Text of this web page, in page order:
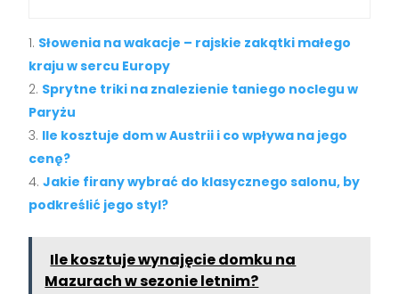
Słowenia na wakacje – rajskie zakątki małego
kraju w sercu Europy
Sprytne triki na znalezienie taniego noclegu w
Paryżu
Ile kosztuje dom w Austrii i co wpływa na jego
cenę?
Jakie firany wybrać do klasycznego salonu, by
podkreślić jego styl?
Ile kosztuje wynajęcie domku na
Mazurach w sezonie letnim?